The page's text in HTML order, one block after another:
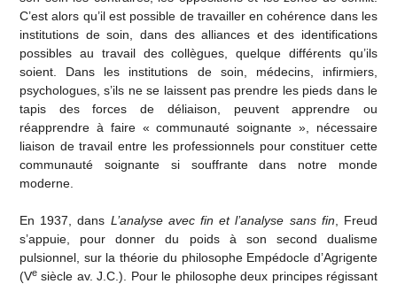
C’est alors qu’il est possible de travailler en cohérence dans les
institutions de soin, dans des alliances et des identifications
possibles au travail des collègues, quelque différents qu’ils
soient. Dans les institutions de soin, médecins, infirmiers,
psychologues, s’ils ne se laissent pas prendre les pieds dans le
tapis des forces de déliaison, peuvent apprendre ou
réapprendre à faire « communauté soignante », nécessaire
liaison de travail entre les professionnels pour constituer cette
communauté soignante si souffrante dans notre monde
moderne.
En 1937, dans L’analyse avec fin et l’analyse sans fin, Freud
s’appuie, pour donner du poids à son second dualisme
pulsionnel, sur la théorie du philosophe Empédocle d’Agrigente
(Ve siècle av. J.C.). Pour le philosophe deux principes régissant